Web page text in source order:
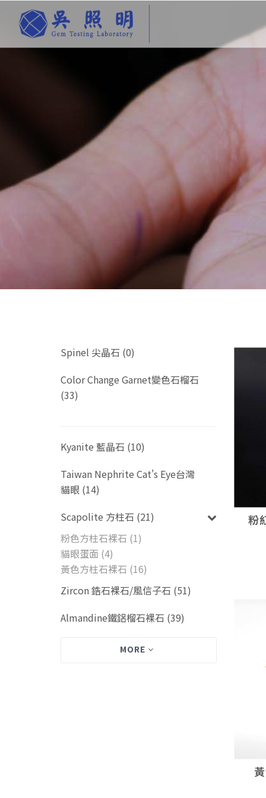
Spinel 尖晶石 (0)
Color Change Garnet變色石榴石
(33)
Kyanite 藍晶石 (10)
Taiwan Nephrite Cat's Eye台灣
貓眼 (14)
Scapolite 方柱石 (21)
粉色方柱石裸石 (1)
貓眼蛋面 (4)
黃色方柱石裸石 (16)
Zircon 鋯石裸石/風信子石 (51)
Almandine鐵鋁榴石裸石 (39)
MORE
粉